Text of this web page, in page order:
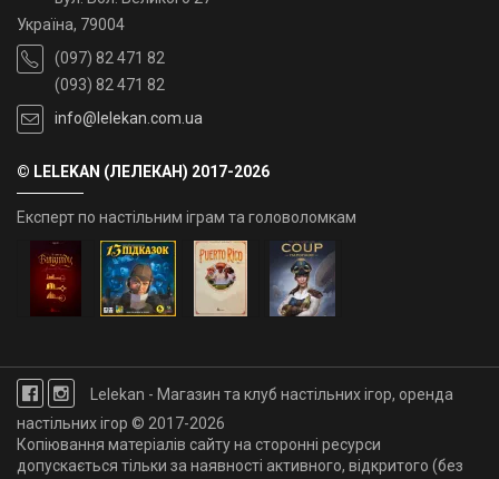
Україна, 79004
(097) 82 471 82
(093) 82 471 82
info@lelekan.com.ua
© LELEKAN (ЛЕЛЕКАН) 2017-2026
Експерт по настільним іграм та головоломкам
Lelekan - Магазин та клуб настільних ігор, оренда
настільних ігор © 2017-2026
Копіювання матеріалів сайту на сторонні ресурси
допускається тільки за наявності активного, відкритого (без